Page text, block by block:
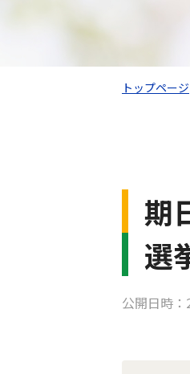
トップページ
期
選
公開日時